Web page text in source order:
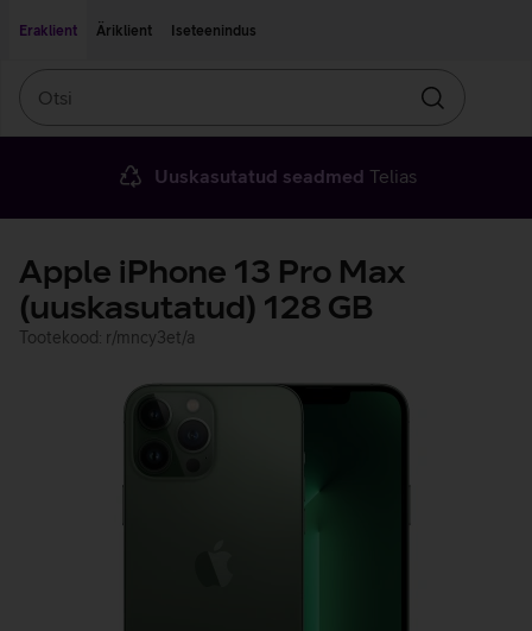
Eraklient
Äriklient Iseteenindus
Otsin
Uuskasutatud seadmed Telias
Apple iPhone 13 Pro Max
(uuskasutatud) 128 GB
Tootekood: r/mncy3et/a